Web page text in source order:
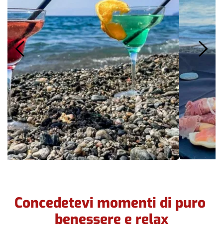
Concedetevi momenti di puro
benessere e relax